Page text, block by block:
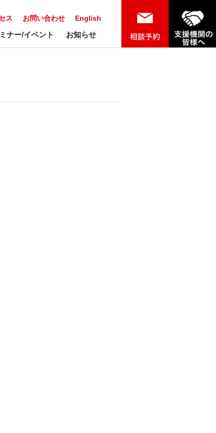
English
お問い合わせ
ス
ナー/イベント お知らせ